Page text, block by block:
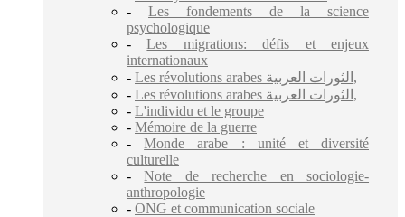
- Les fondements de la science
psychologique
-Les migrations: défis et enjeux
internationaux
-
Les révolutions arabes الثورات العربية,
-
Les révolutions arabes الثورات العربية,
- L'individu et le groupe
- Mémoire de la guerre
-Monde arabe : unité et diversité
culturelle
-Note de recherche en sociologie-
anthropologie
- ONG et communication sociale